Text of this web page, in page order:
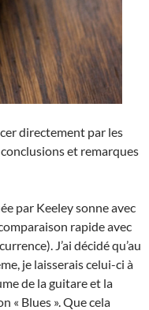
directement par les
et remarques
par Keeley sonne avec
rapide avec
J’ai décidé qu’au
je laisserais celui-ci à
de la guitare et la
« Blues ». Que cela